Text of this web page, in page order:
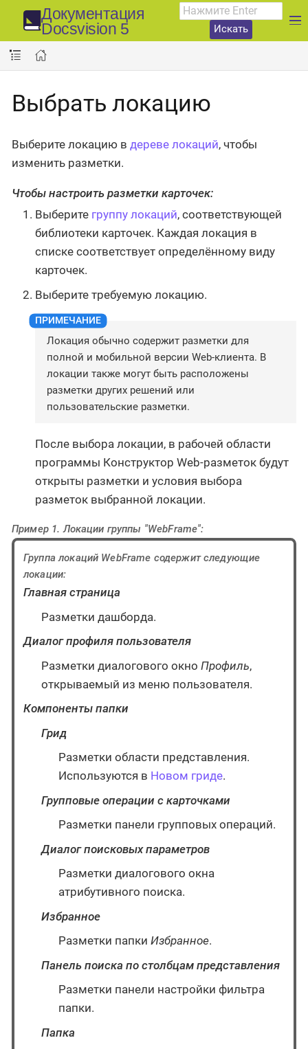
Документация
Docsvision 5
Искать
Выбрать локацию
Выберите локацию в дереве локаций, чтобы
изменить разметки.
Чтобы настроить разметки карточек:
Выберите группу локаций, соответствующей
библиотеки карточек. Каждая локация в
списке соответствует определённому виду
карточек.
Выберите требуемую локацию.
Локация обычно содержит разметки для
полной и мобильной версии Web-клиента. В
локации также могут быть расположены
разметки других решений или
пользовательские разметки.
После выбора локации, в рабочей области
программы Конструктор Web-разметок будут
открыты разметки и условия выбора
разметок выбранной локации.
Пример 1. Локации группы "WebFrame":
Группа локаций WebFrame содержит следующие
локации:
Главная страница
Разметки дашборда.
Диалог профиля пользователя
Разметки диалогового окно Профиль,
открываемый из меню пользователя.
Компоненты папки
Грид
Разметки области представления.
Используются в Новом гриде.
Групповые операции с карточками
Разметки панели групповых операций.
Диалог поисковых параметров
Разметки диалогового окна
атрибутивного поиска.
Избранное
Разметки папки Избранное.
Панель поиска по столбцам представления
Разметки панели настройки фильтра
папки.
Папка